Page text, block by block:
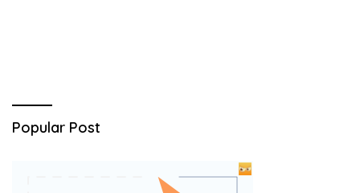
Popular Post